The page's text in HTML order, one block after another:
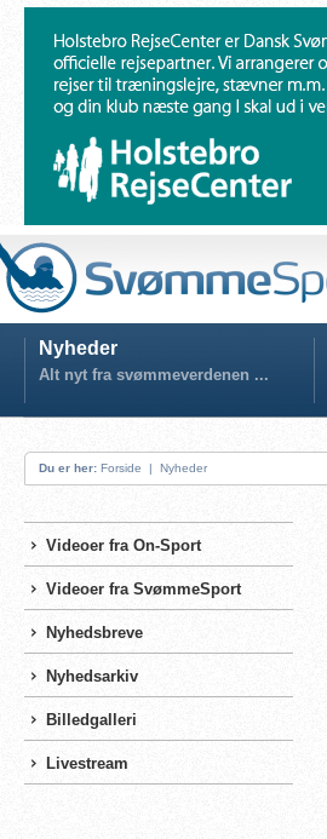
Nyheder
Alt nyt fra svømmeverdenen ...
Du er her: Forside | Nyheder
Videoer fra On-Sport
Videoer fra SvømmeSport
Nyhedsbreve
Nyhedsarkiv
Billedgalleri
Livestream